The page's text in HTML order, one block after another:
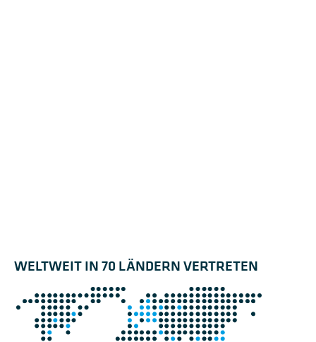
WELTWEIT IN 70 LÄNDERN VERTRETEN